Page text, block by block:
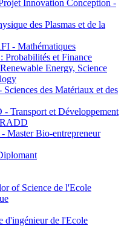
Innovation Conception -
des Plasmas et de la
- Mathématiques
Probabilités et Finance
Energy, Science
des Matériaux et des
Transport et Développement
Master Bio-entrepreneur
of Science de l'Ecole
d'ingénieur de l'Ecole